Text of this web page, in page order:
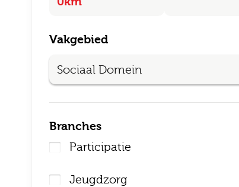
Vakgebied
Sociaal Domein
Branches
Participatie
Jeugdzorg